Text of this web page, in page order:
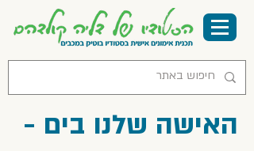
האישה שלנו בים -